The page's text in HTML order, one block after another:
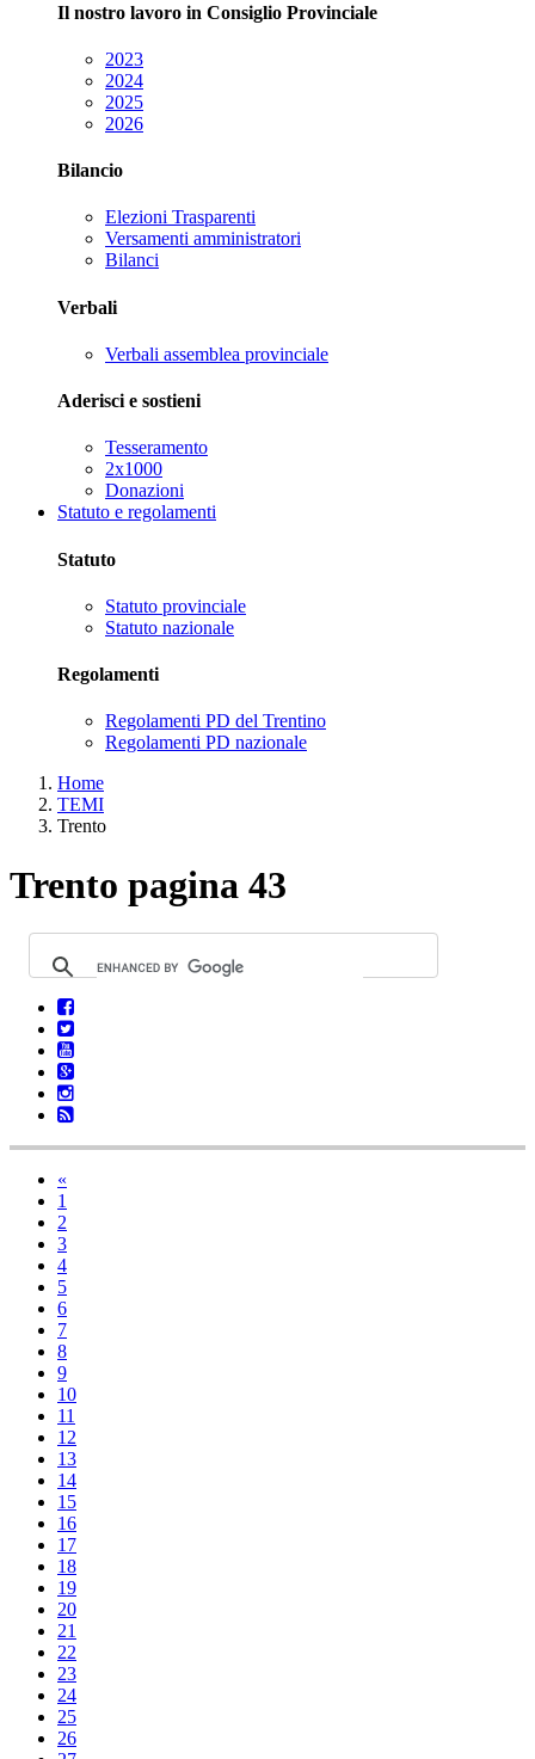
Il nostro lavoro in Consiglio Provinciale
2023
2024
2025
2026
Bilancio
Elezioni Trasparenti
Versamenti amministratori
Bilanci
Verbali
Verbali assemblea provinciale
Aderisci e sostieni
Tesseramento
2x1000
Donazioni
Statuto e regolamenti
Statuto
Statuto provinciale
Statuto nazionale
Regolamenti
Regolamenti PD del Trentino
Regolamenti PD nazionale
Home
TEMI
Trento
Trento pagina 43
«
1
2
3
4
5
6
7
8
9
10
11
12
13
14
15
16
17
18
19
20
21
22
23
24
25
26